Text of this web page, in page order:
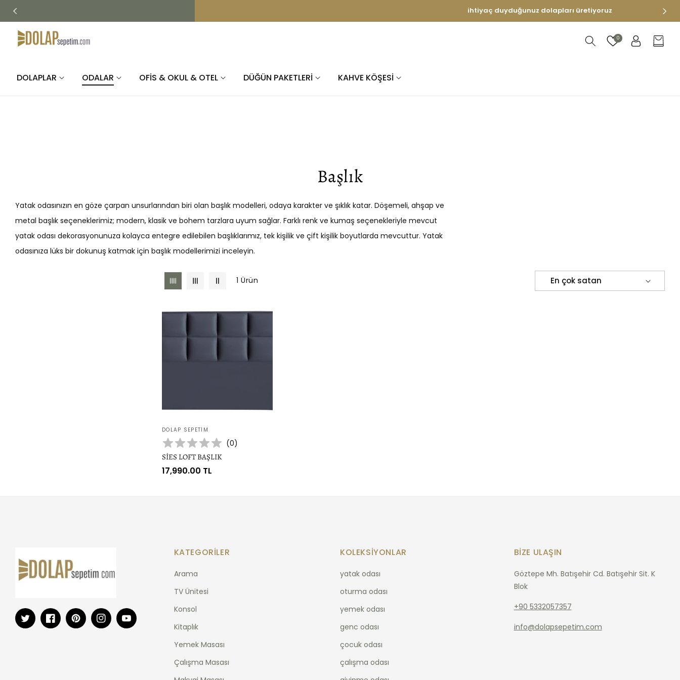
İÇERIĞE
ATLA
DOLAPLAR ODALAR OFİS & OKUL & OTEL DÜĞÜN PAKETLERİ KAHVE KÖŞESİ
0 Oturum
Sepet
K
L
E
K
Başlık
Yatak odasınızın en göze çarpan unsurlarından biri olan başlık modelleri, odaya karakter ve şıklık katar. Döşemeli, ahşap ve
metal başlık seçeneklerimiz; modern, klasik ve bohem tarzlara uyum sağlar. Farklı renk ve kumaş seçenekleriyle mevcut
yatak odası dekorasyonunuza kolayca entegre edilebilen başlıklarımız, tek kişilik ve çift kişilik boyutlarda mevcuttur. Yatak
odasınıza lüks bir dokunuş katmak için başlık modellerimizi inceleyin.
1 Ürün
Satıcı:
DOLAP SEPETIM
(0)
SİES LOFT BAŞLIK
Normal
17,990.00 TL
TwitterFacebookPinterestInstagramYouTube
KATEGORILER
Arama
TV Ünitesi
Konsol
Kitaplık
Yemek Masası
Çalışma Masası
KOLEKSIYONLAR
yatak odası
oturma odası
yemek odası
genc odası
çocuk odası
çalışma odası
BIZE ULAŞIN
Göztepe Mh. Batışehir Cd. Batışehir Sit. K
Blok
+90 5332057357
info@dolapsepetim.com